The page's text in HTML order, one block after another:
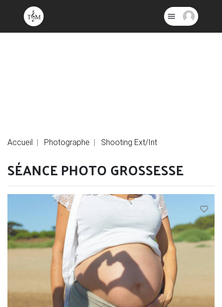
Accueil Photographe Shooting Ext/Int
SÉANCE PHOTO GROSSESSE